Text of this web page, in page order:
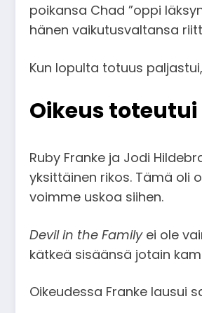
poikansa Chad ”oppi
hänen vaikutusvaltansa
Kun lopulta totuus
Oikeus
Ruby Franke ja Jodi
yksittäinen rikos. Tämä oli
voimme uskoa siihen.
Devil in the Familyei ole
kätkeä sisäänsä jotain
Oikeudessa Franke lausui